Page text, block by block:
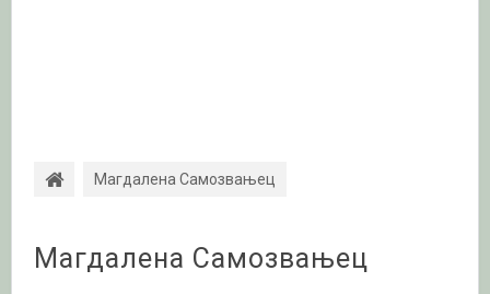
Магдалена Самозвањец
Магдалена Самозвањец